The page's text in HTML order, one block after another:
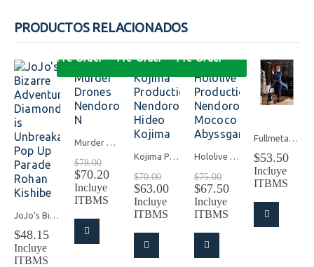
$200.00. $180.00.
PRODUCTOS RELACIONADOS
$48.15
Incluye
ITBMS
Pre-Order
$78.00
precio
original
era:
$78.00.
$70.20El
precio
actual
Incluye
ITBMS
Pre-Order
$70.00
precio
original
era:
$63.00El
precio
actual
$63.00.
Incluye
ITBMS
Pre-Order
$75.00
precio
original
era:
$75.00.
$67.50El
precio
Incluye
ITBMS
$53.50
Incluye
ITBMS